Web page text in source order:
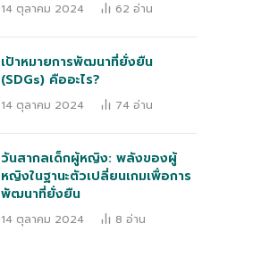
14 ตุลาคม 2024 62 อ่าน
เป้าหมายการพัฒนาที่ยั่งยืน
(SDGs) คืออะไร?
14 ตุลาคม 2024 74 อ่าน
วันสากลเด็กผู้หญิง: พลังของผู้
หญิงในฐานะตัวเปลี่ยนเกมเพื่อการ
พัฒนาที่ยั่งยืน
14 ตุลาคม 2024 8 อ่าน